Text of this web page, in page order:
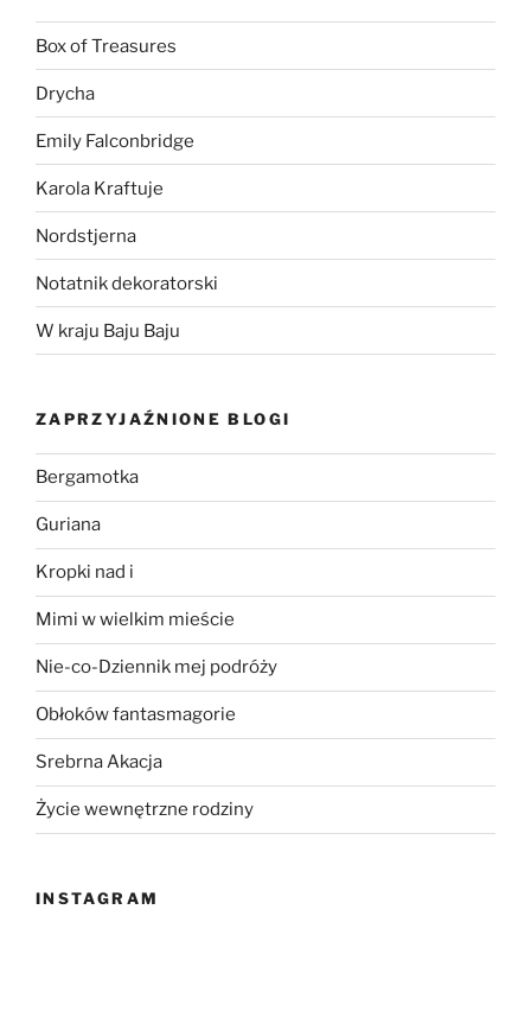
Box of Treasures
Drycha
Emily Falconbridge
Karola Kraftuje
Nordstjerna
Notatnik dekoratorski
W kraju Baju Baju
ZAPRZYJAŹNIONE BLOGI
Bergamotka
Guriana
Kropki nad i
Mimi w wielkim mieście
Nie-co-Dziennik mej podróży
Obłoków fantasmagorie
Srebrna Akacja
Życie wewnętrzne rodziny
INSTAGRAM